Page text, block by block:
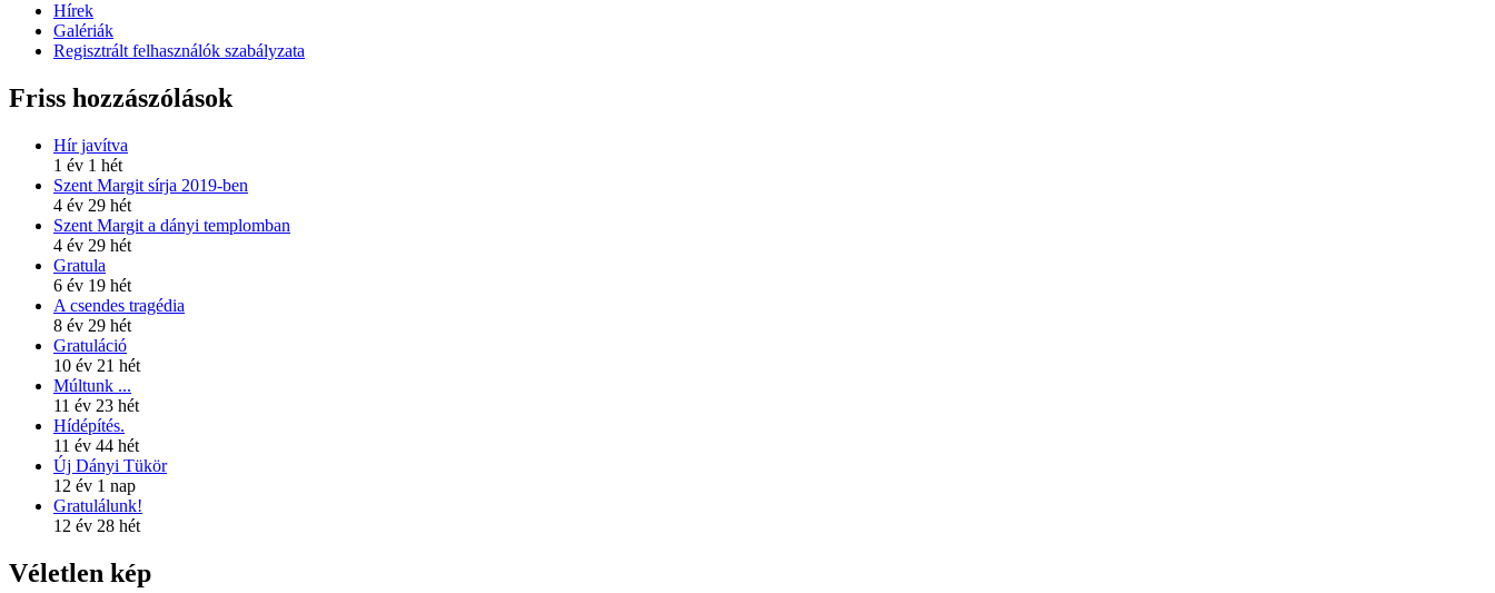
Hírek
Galériák
Regisztrált felhasználók szabályzata
Friss hozzászólások
Hír javítva
1 év 1 hét
Szent Margit sírja 2019-ben
4 év 29 hét
Szent Margit a dányi templomban
4 év 29 hét
Gratula
6 év 19 hét
A csendes tragédia
8 év 29 hét
Gratuláció
10 év 21 hét
Múltunk ...
11 év 23 hét
Hídépítés.
11 év 44 hét
Új Dányi Tükör
12 év 1 nap
Gratulálunk!
12 év 28 hét
Véletlen kép